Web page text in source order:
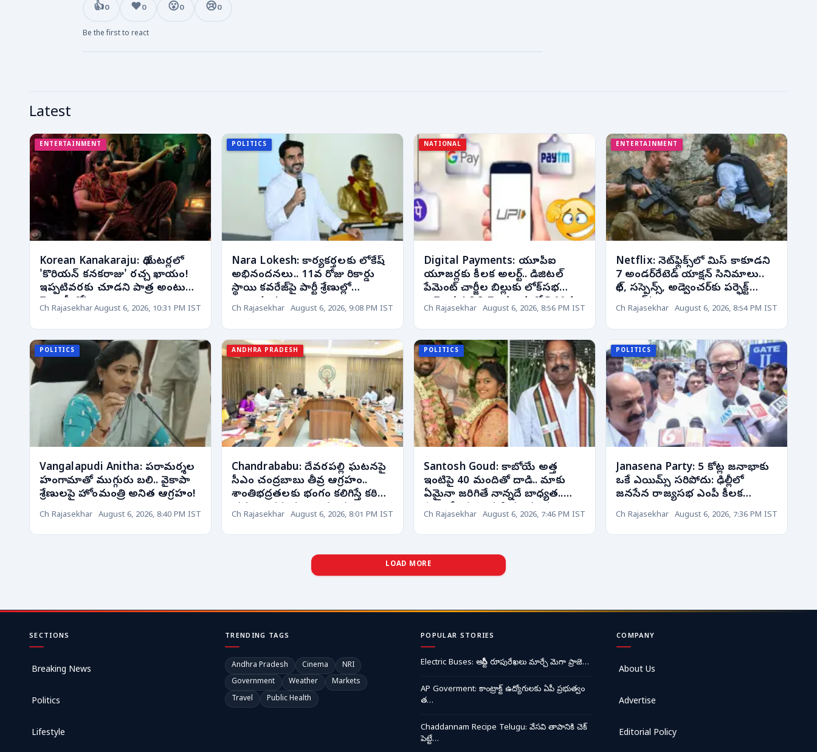
👍0 ❤️0 😮0 😢0
Be the first to react
Latest
ENTERTAINMENT
Korean Kanakaraju: థియేటర్లలో
'కొరియన్ కనకరాజు' రచ్చ ఖాయం!
ఇప్పటివరకు చూడని పాత్ర అంటున్న
మెగా హీరో!
Ch RajasekharAugust 6, 2026, 10:31 PM IST
POLITICS
Nara Lokesh: కార్యకర్తలకు లోకేష్
అభినందనలు.. 11వ రోజు రికార్డు
స్థాయి కవరేజ్‌పై పార్టీ శ్రేణుల్లో
ఉత్సాహం!
Ch Rajasekhar August 6, 2026, 9:08 PM IST
NATIONAL
Digital Payments: యూపీఐ
యూజర్లకు కీలక అలర్ట్.. డిజిటల్
పేమెంట్ చార్జీల బిల్లుకు లోక్‌సభ
ఆమోదం! వినియోగదారుల్లో పెరిగిన
ఉత్కంఠ!
Ch Rajasekhar August 6, 2026, 8:56 PM IST
ENTERTAINMENT
Netflix: నెట్‌ఫ్లిక్స్‌లో మిస్ కాకూడని
7 అండర్‌రేటెడ్ యాక్షన్ సినిమాలు..
థ్రిల్, సస్పెన్స్, అడ్వెంచర్‌కు పర్ఫెక్ట్
ఛాయిస్!
Ch Rajasekhar August 6, 2026, 8:54 PM IST
POLITICS
Vangalapudi Anitha: పరామర్శల
హంగామాతో ముగ్గురు బలి.. వైకాపా
శ్రేణులపై హోంమంత్రి అనిత ఆగ్రహం!
Ch Rajasekhar August 6, 2026, 8:40 PM IST
ANDHRA PRADESH
Chandrababu: దేవరపల్లి ఘటనపై
సీఎం చంద్రబాబు తీవ్ర ఆగ్రహం..
శాంతిభద్రతలకు భంగం కలిగిస్తే కఠిన
చర్యలు తప్పవని హెచ్చరిక!
Ch Rajasekhar August 6, 2026, 8:01 PM IST
POLITICS
Santosh Goud: కాబోయే అత్త
ఇంటిపై 40 మందితో దాడి.. మాకు
ఏమైనా జరిగితే నాన్నదే బాధ్యత..
ఎమ్మెల్యే కుమారుడి సంచలన
వ్యాఖ్యలు
Ch Rajasekhar August 6, 2026, 7:46 PM IST
POLITICS
Janasena Party: 5 కోట్ల జనాభాకు
ఒకే ఎయిమ్స్ సరిపోదు: ఢిల్లీలో
జనసేన రాజ్యసభ ఎంపీ కీలక
వ్యాఖ్యలు!
Ch Rajasekhar August 6, 2026, 7:36 PM IST
LOAD MORE
SECTIONS
Breaking News
Politics
Lifestyle
TRENDING TAGS
Andhra Pradesh Cinema
NRI
Government
Weather
Markets
Travel
Public Health
POPULAR STORIES
Electric Buses: ఆర్టీసీ రూపురేఖలు మార్చే మెగా ప్రాజె…
AP Goverment: కాంట్రాక్ట్ ఉద్యోగులకు ఏపీ ప్రభుత్వం
త…
Chaddannam Recipe Telugu: వేసవి తాపానికి చెక్
పెట్టే…
COMPANY
About Us
Advertise
Editorial Policy